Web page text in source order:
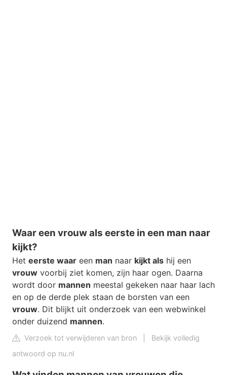
Waar een vrouw als eerste in een man naar
kijkt?
Het eerste waar een man naar kijkt als hij een
vrouw voorbij ziet komen, zijn haar ogen. Daarna
wordt door mannen meestal gekeken naar haar lach
en op de derde plek staan de borsten van een
vrouw. Dit blijkt uit onderzoek van een webwinkel
onder duizend mannen.
Verzoek tot verwijderen van bron
Bekijk volledig
antwoord op nu.nl